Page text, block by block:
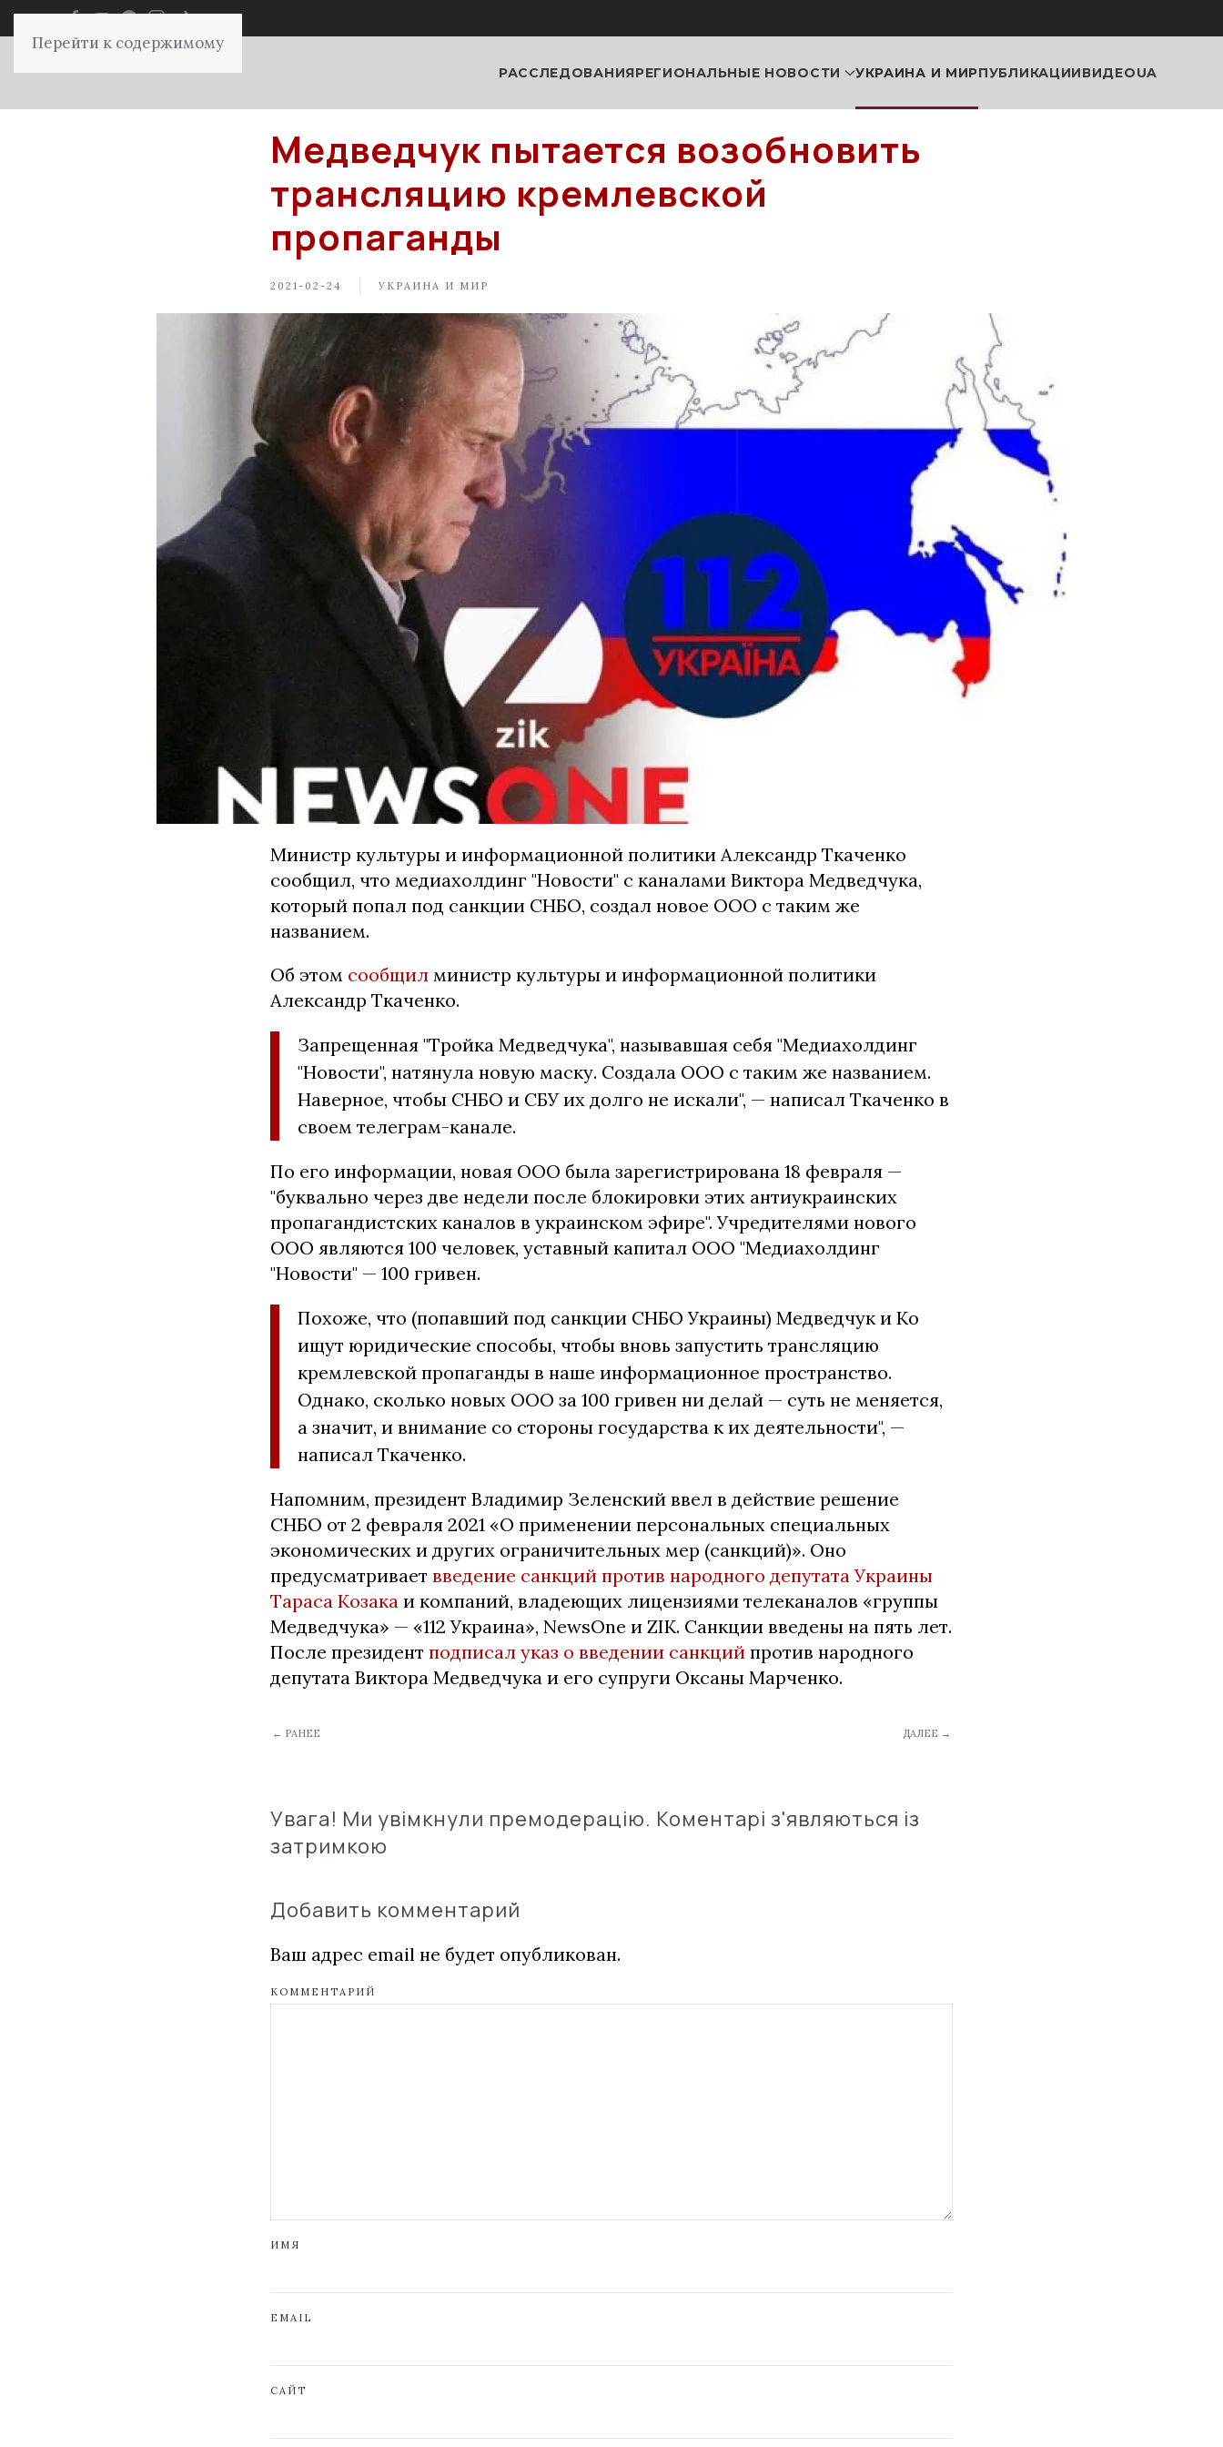
Перейти к содержимому
РАССЛЕДОВАНИЯРЕГИОНАЛЬНЫЕ НОВОСТИ УКРАИНА И МИРПУБЛИКАЦИИВИДЕОUA
Медведчук пытается возобновить
трансляцию кремлевской
пропаганды
2021-02-24 УКРАИНА И МИР
Министр культуры и информационной политики Александр Ткаченко
сообщил, что медиахолдинг "Новости" с каналами Виктора Медведчука,
который попал под санкции СНБО, создал новое ООО с таким же
названием.
Об этом сообщил министр культуры и информационной политики
Александр Ткаченко.
Запрещенная "Тройка Медведчука", называвшая себя "Медиахолдинг
"Новости", натянула новую маску. Создала ООО с таким же названием.
Наверное, чтобы СНБО и СБУ их долго не искали", — написал Ткаченко в
своем телеграм-канале.
По его информации, новая ООО была зарегистрирована 18 февраля —
"буквально через две недели после блокировки этих антиукраинских
пропагандистских каналов в украинском эфире". Учредителями нового
ООО являются 100 человек, уставный капитал ООО "Медиахолдинг
"Новости" — 100 гривен.
Похоже, что (попавший под санкции СНБО Украины) Медведчук и Ко
ищут юридические способы, чтобы вновь запустить трансляцию
кремлевской пропаганды в наше информационное пространство.
Однако, сколько новых ООО за 100 гривен ни делай — суть не меняется,
а значит, и внимание со стороны государства к их деятельности", —
написал Ткаченко.
Напомним, президент Владимир Зеленский ввел в действие решение
СНБО от 2 февраля 2021 «О применении персональных специальных
экономических и других ограничительных мер (санкций)». Оно
предусматривает введение санкций против народного депутата Украины
Тараса Козака и компаний, владеющих лицензиями телеканалов «группы
Медведчука» — «112 Украина», NewsOne и ZIK. Санкции введены на пять лет.
После президент подписал указ о введении санкций против народного
депутата Виктора Медведчука и его супруги Оксаны Марченко.
← РАНЕЕ ДАЛЕЕ →
Увага! Ми увімкнули премодерацію. Коментарі з'являються із
затримкою
Добавить комментарий
Ваш адрес email не будет опубликован.
КОММЕНТАРИЙ
ИМЯ
EMAIL
САЙТ